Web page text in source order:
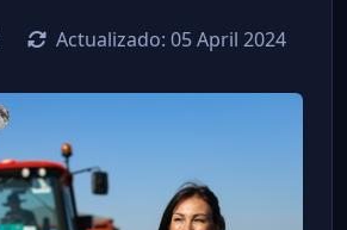
Actualizado: 05 April 2024